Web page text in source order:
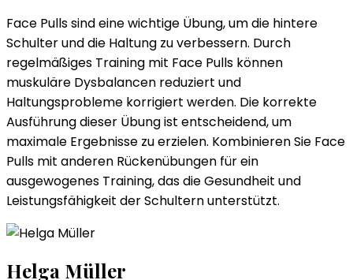
Face Pulls sind eine wichtige Übung, um die hintere
Schulter und die Haltung zu verbessern. Durch
regelmäßiges Training mit Face Pulls können
muskuläre Dysbalancen reduziert und
Haltungsprobleme korrigiert werden. Die korrekte
Ausführung dieser Übung ist entscheidend, um
maximale Ergebnisse zu erzielen. Kombinieren Sie Face
Pulls mit anderen Rückenübungen für ein
ausgewogenes Training, das die Gesundheit und
Leistungsfähigkeit der Schultern unterstützt.
Helga Müller